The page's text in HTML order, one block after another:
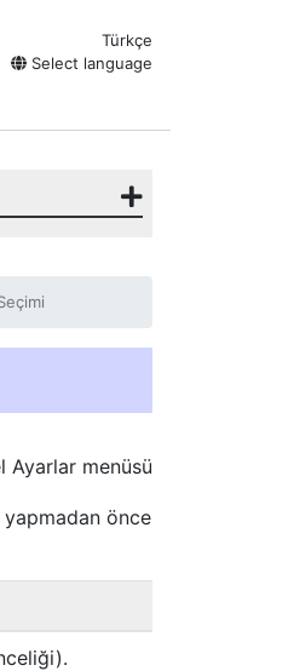
Türkçe
Select language
Ayarlar menüsü
önce